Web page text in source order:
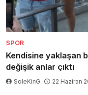
SPOR
Kendisine yaklaşan
değişik anlar çıktı
SoleKinG 22 Haziran